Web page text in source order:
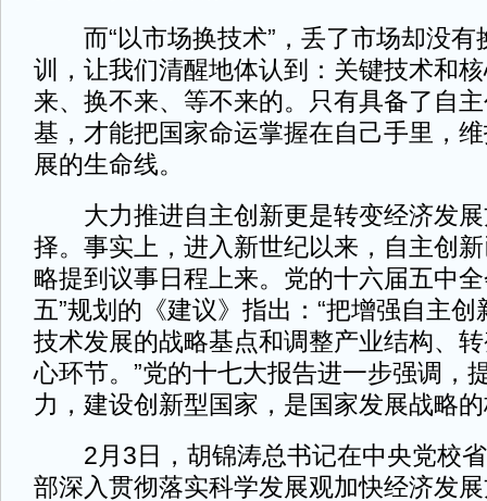
而“以市场换技术”，丢了市场却没有
训，让我们清醒地体认到：关键技术和
来、换不来、等不来的。只有具备了自
基，才能把国家命运掌握在自己手里，
展的生命线。
大力推进自主创新更是转变经济发展
择。事实上，进入新世纪以来，自主创
略提到议事日程上来。党的十六届五中
五”规划的《建议》指出：“把增强自主
技术发展的战略基点和调整产业结构、
心环节。”党的十七大报告进一步强调，
力，建设创新型国家，是国家发展战略
2月3日，胡锦涛总书记在中央党校省
部深入贯彻落实科学发展观加快经济发